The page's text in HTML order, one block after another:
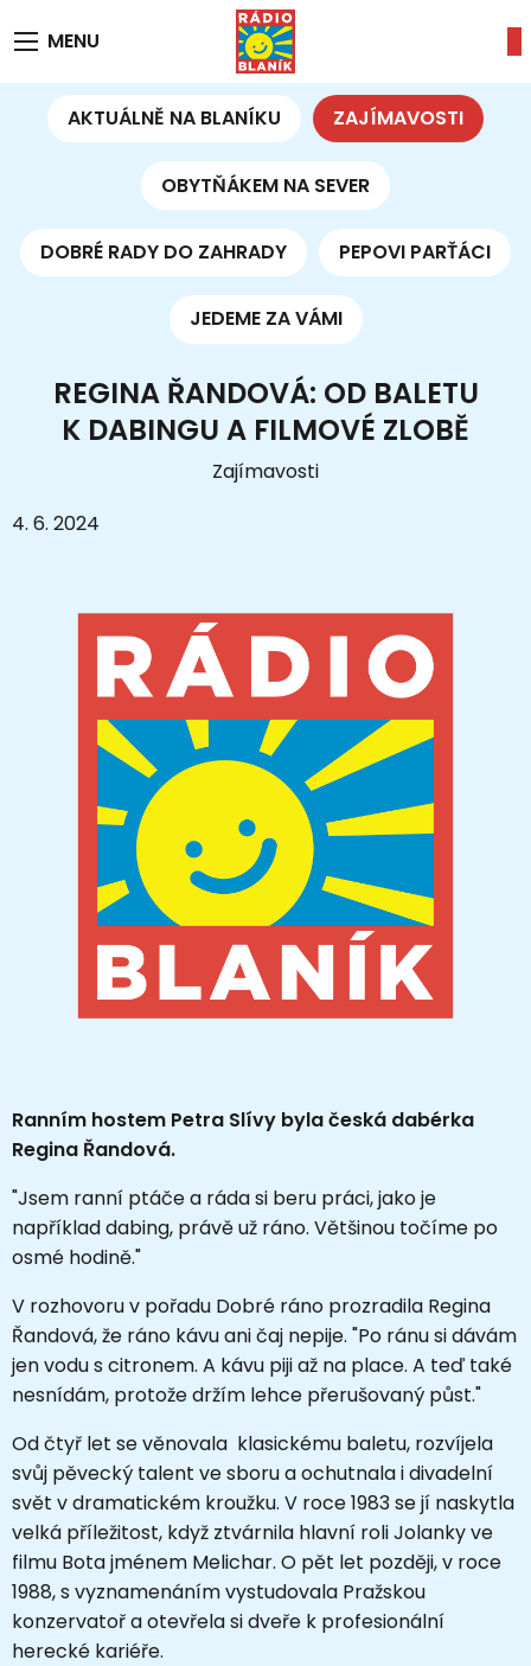
MENU
AKTUÁLNĚ NA BLANÍKU ZAJÍMAVOSTI
OBYTŇÁKEM NA SEVER
DOBRÉ RADY DO ZAHRADY PEPOVI PARŤÁCI
JEDEME ZA VÁMI
REGINA ŘANDOVÁ: OD BALETU
K DABINGU A FILMOVÉ ZLOBĚ
Zajímavosti
4. 6. 2024
Ranním hostem Petra Slívy byla česká dabérka
Regina Řandová.
"Jsem ranní ptáče a ráda si beru práci, jako je
například dabing, právě už ráno. Většinou točíme po
osmé hodině."
V rozhovoru v pořadu Dobré ráno prozradila Regina
Řandová, že ráno kávu ani čaj nepije. "Po ránu si dávám
jen vodu s citronem. A kávu piji až na place. A teď také
nesnídám, protože držím lehce přerušovaný půst."
Od čtyř let se věnovala klasickému baletu, rozvíjela
svůj pěvecký talent ve sboru a ochutnala i divadelní
svět v dramatickém kroužku. V roce 1983 se jí naskytla
velká příležitost, když ztvárnila hlavní roli Jolanky ve
filmu Bota jménem Melichar. O pět let později, v roce
1988, s vyznamenáním vystudovala Pražskou
konzervatoř a otevřela si dveře k profesionální
herecké kariéře.